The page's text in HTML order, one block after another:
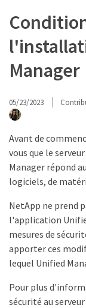
Manager
05/23/2023
Avant de
vous que le
Manager répond
logiciels, de
NetApp ne prend
l'application
mesures de
apporter ces
lequel Unified
Pour plus
sécurité au